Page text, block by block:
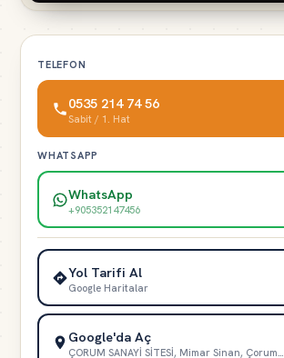
TELEFON
0535 214 74 56
Sabit / 1. Hat
WHATSAPP
WhatsApp
+905352147456
Yol Tarifi Al
Google Haritalar
Google'da Aç
ÇORUM SANAYİ SİTESİ, Mimar Sinan, Çorum…